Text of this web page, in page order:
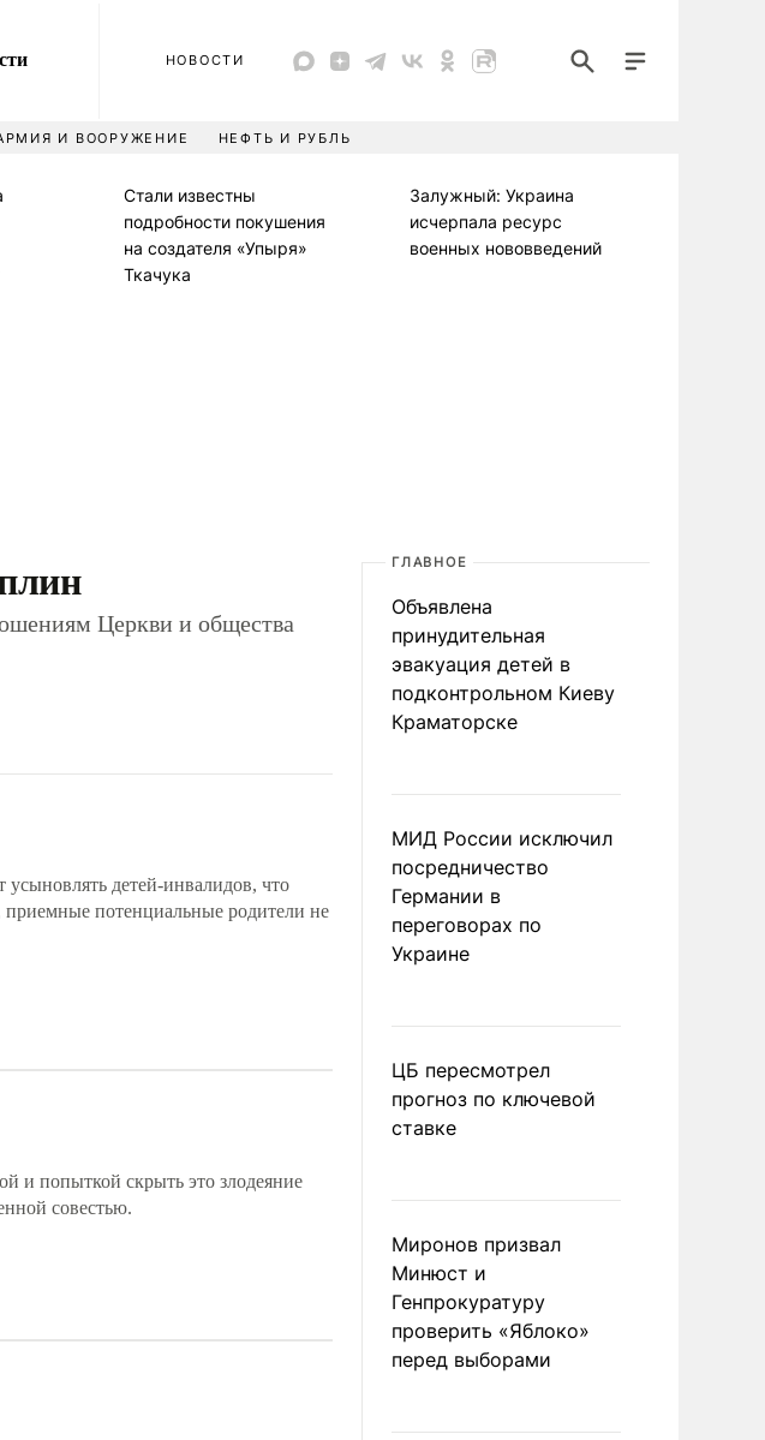
НОВОСТИ
И ВООРУЖЕНИЕ НЕФТЬ И РУБЛЬ
Стали известны
подробности покушения
на создателя «Упыря»
Ткачука
Залужный: Украина
исчерпала ресурс
военных нововведений
Церкви и общества
усыновлять детей-инвалидов, что
потенциальные родители не
и попыткой скрыть это злодеяние
совестью.
ГЛАВНОЕ
Объявлена
принудительная
эвакуация детей в
подконтрольном Киеву
Краматорске
МИД России исключил
посредничество
Германии в
переговорах по
Украине
ЦБ пересмотрел
прогноз по ключевой
ставке
Миронов призвал
Минюст и
Генпрокуратуру
проверить «Яблоко»
перед выборами